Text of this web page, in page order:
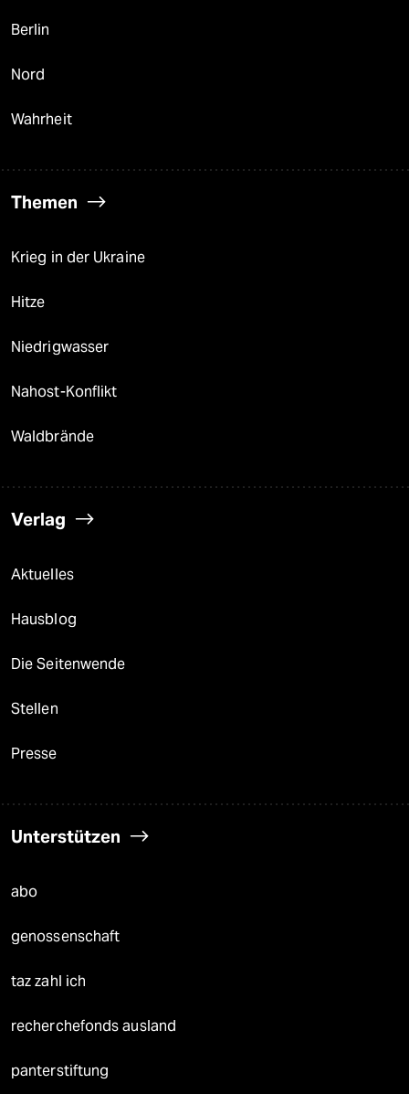
Berlin
Nord
Wahrheit
Themen
Krieg in der Ukraine
Hitze
Niedrigwasser
Nahost-Konflikt
Waldbrände
Verlag
Aktuelles
Hausblog
Die Seitenwende
Stellen
Presse
Unterstützen
abo
genossenschaft
taz zahl ich
recherchefonds ausland
panterstiftung